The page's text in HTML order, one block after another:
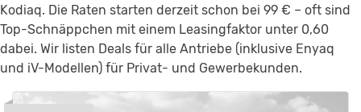
Kodiaq. Die Raten starten derzeit schon bei 99 € – oft sind
Top-Schnäppchen mit einem Leasingfaktor unter 0,60
dabei. Wir listen Deals für alle Antriebe (inklusive Enyaq
und iV-Modellen) für Privat- und Gewerbekunden.